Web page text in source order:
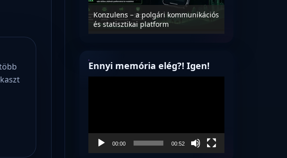
a kulcsokat a
Konzulens – a polgári kommunikációs
és statisztikai platform
Ennyi memória elég?! Igen!
00:00 00:52